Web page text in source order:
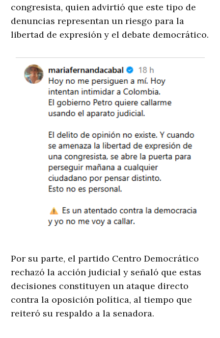
congresista, quien advirtió que este tipo de
denuncias representan un riesgo para la
libertad de expresión y el debate democrático.
Por su parte, el partido Centro Democrático
rechazó la acción judicial y señaló que estas
decisiones constituyen un ataque directo
contra la oposición política, al tiempo que
reiteró su respaldo a la senadora.